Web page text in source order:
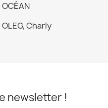
OCÉAN
OLEG, Charly
newsletter !